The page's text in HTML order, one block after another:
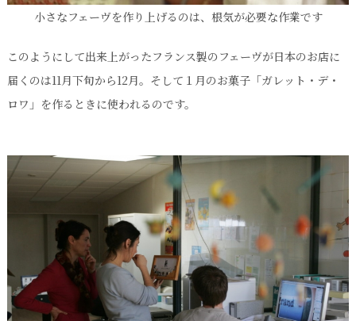
小さなフェーヴを作り上げるのは、根気が必要な作業です
このようにして出来上がったフランス製のフェーヴが日本のお店に
届くのは11月下旬から12月。そして１月のお菓子「ガレット・デ・
ロワ」を作るときに使われるのです。